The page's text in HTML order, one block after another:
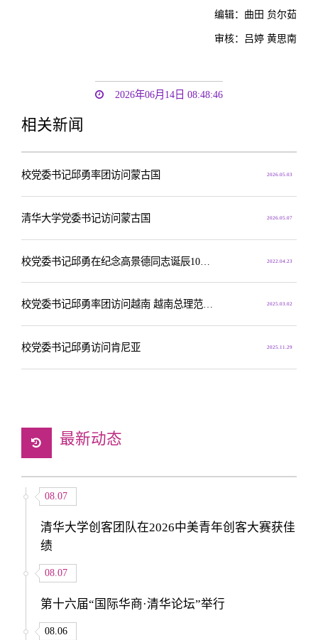
编辑：曲田 贠尔茹
审核：吕婷 黄思南
2026年06月14日 08:48:46
相关新闻
2026.05.03
校党委书记邱勇率团访问蒙古国
2026.05.07
清华大学党委书记访问蒙古国
2022.04.23
2025.03.02
2025.11.29
校党委书记邱勇访问肯尼亚
最新动态
08.07
清华大学创客团队在2026中美青年创客大赛获佳
绩
08.07
第十六届“国际华商·清华论坛”举行
08.06